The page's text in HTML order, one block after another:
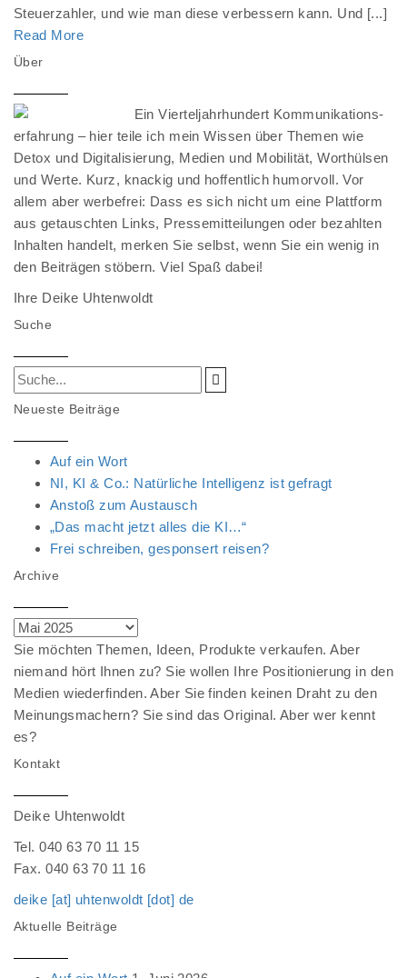
Steuerzahler, und wie man diese verbessern kann. Und [...]
Read More
Über
Ein Vierteljahrhundert Kommunikations-
erfahrung – hier teile ich mein Wissen über Themen wie
Detox und Digitalisierung, Medien und Mobilität, Worthülsen
und Werte. Kurz, knackig und hoffentlich humorvoll. Vor
allem aber werbefrei: Dass es sich nicht um eine Plattform
aus getauschten Links, Pressemitteilungen oder bezahlten
Inhalten handelt, merken Sie selbst, wenn Sie ein wenig in
den Beiträgen stöbern. Viel Spaß dabei!
Ihre Deike Uhtenwoldt
Suche
Neueste Beiträge
Auf ein Wort
NI, KI & Co.: Natürliche Intelligenz ist gefragt
Anstoß zum Austausch
„Das macht jetzt alles die KI…“
Frei schreiben, gesponsert reisen?
Archive
Archive
Sie möchten Themen, Ideen, Produkte verkaufen. Aber
niemand hört Ihnen zu? Sie wollen Ihre Positionierung in den
Medien wiederfinden. Aber Sie finden keinen Draht zu den
Meinungsmachern? Sie sind das Original. Aber wer kennt
es?
Kontakt
Deike Uhtenwoldt
Tel. 040 63 70 11 15
Fax. 040 63 70 11 16
deike [at] uhtenwoldt [dot] de
Aktuelle Beiträge